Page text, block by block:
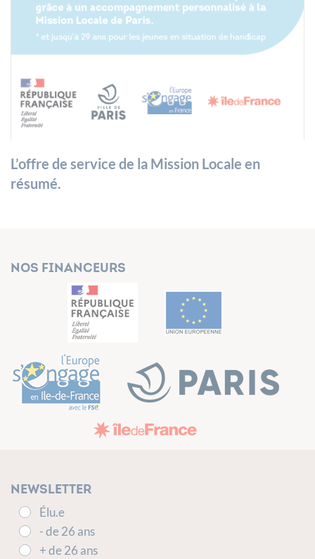
L’offre de service de la Mission Locale en
résumé.
Nos financeurs
Newsletter
Élu.e
- de 26 ans
+ de 26 ans